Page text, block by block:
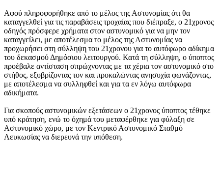
Αφού πληροφορήθηκε από το μέλος της Αστυνομίας ότι θα
καταγγελθεί για τις παραβάσεις τροχαίας που διέπραξε, ο 21χρονος
οδηγός πρόσφερε χρήματα στον αστυνομικό για να μην τον
καταγγείλει, με αποτέλεσμα το μέλος της Αστυνομίας να
προχωρήσει στη σύλληψη του 21χρονου για το αυτόφωρο αδίκημα
του δεκασμού Δημόσιου λειτουργού. Κατά τη σύλληψη, ο ύποπτος
προέβαλε αντίσταση σπρώχνοντας με τα χέρια τον αστυνομικό στο
στήθος, εξυβρίζοντας τον και προκαλώντας ανησυχία φωνάζοντας,
με αποτέλεσμα να συλληφθεί και για τα εν λόγω αυτόφωρα
αδικήματα.
Για σκοπούς αστυνομικών εξετάσεων ο 21χρονος ύποπτος τέθηκε
υπό κράτηση, ενώ το όχημά του μεταφέρθηκε για φύλαξη σε
Αστυνομικό χώρο, με τον Κεντρικό Αστυνομικό Σταθμό
Λευκωσίας να διερευνά την υπόθεση.